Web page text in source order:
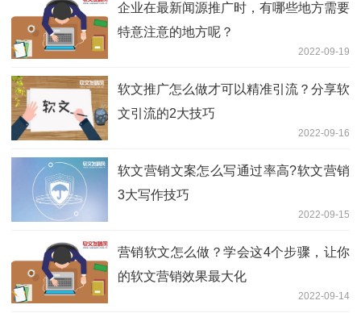
企业在最新闻源推广时，有哪些地方需要
特意注意的地方呢？
2022-09-19
软文推广怎么做才可以精准引流？分享软
文引流的2大技巧
2022-09-16
软文营销文案怎么写通过率高?软文营销
3大写作技巧
2022-09-15
营销软文怎么做？学会这4个步骤，让你
的软文营销效果最大化
2022-09-14